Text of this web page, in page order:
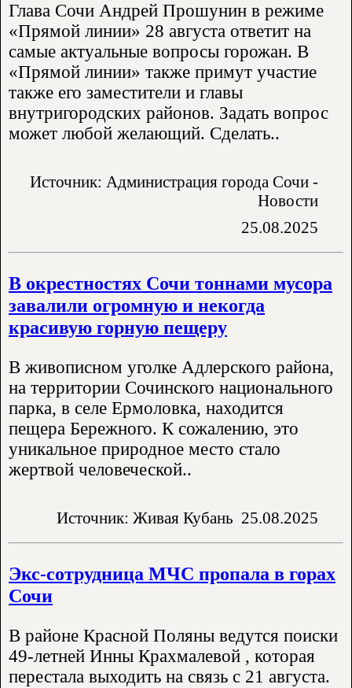
Глава Сочи Андрей Прошунин в режиме
«Прямой линии» 28 августа ответит на
самые актуальные вопросы горожан. В
«Прямой линии» также примут участие
также его заместители и главы
внутригородских районов. Задать вопрос
может любой желающий. Сделать..
Источник: Администрация города Сочи -
Новости
25.08.2025
В окрестностях Сочи тоннами мусора
завалили огромную и некогда
красивую горную пещеру
В живописном уголке Адлерского района,
на территории Сочинского национального
парка, в селе Ермоловка, находится
пещера Бережного. К сожалению, это
уникальное природное место стало
жертвой человеческой..
Источник: Живая Кубань 25.08.2025
Экс-сотрудница МЧС пропала в горах
Сочи
В районе Красной Поляны ведутся поиски
49-летней Инны Крахмалевой , которая
перестала выходить на связь с 21 августа.